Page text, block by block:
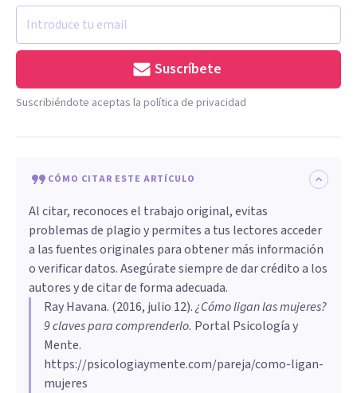
Suscríbete
Suscribiéndote aceptas la política de privacidad
CÓMO CITAR ESTE ARTÍCULO
Al citar, reconoces el trabajo original, evitas
problemas de plagio y permites a tus lectores acceder
a las fuentes originales para obtener más información
o verificar datos. Asegúrate siempre de dar crédito a los
autores y de citar de forma adecuada.
Ray Havana. (2016, julio 12).​¿Cómo ligan las mujeres?
9 claves para comprenderlo. Portal Psicología y
Mente.
https://psicologiaymente.com/pareja/como-ligan-
mujeres